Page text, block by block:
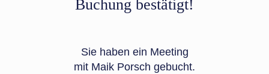
Buchung bestätigt!
Sie haben ein Meeting
mit Maik Porsch gebucht.